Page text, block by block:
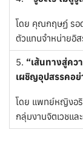
โดย คุณกฤษฏ์ รอ
ตัวแทนจำหน่ายอิ
5. “เส้นทางสู่คว
เผชิญอุปสรรคอย่
โดย แพทย์หญิงอ
กลุ่มงานจิตเวชแ